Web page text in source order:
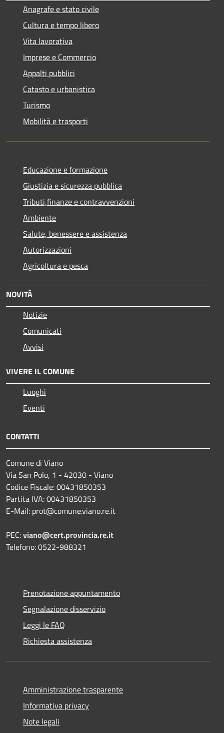
Anagrafe e stato civile
Cultura e tempo libero
Vita lavorativa
Imprese e Commercio
Appalti pubblici
Catasto e urbanistica
Turismo
Mobilità e trasporti
Educazione e formazione
Giustizia e sicurezza pubblica
Tributi,finanze e contravvenzioni
Ambiente
Salute, benessere e assistenza
Autorizzazioni
Agricoltura e pesca
NOVITÀ
Notizie
Comunicati
Avvisi
VIVERE IL COMUNE
Luoghi
Eventi
CONTATTI
Comune di Viano
Via San Polo, 1 - 42030 - Viano
Codice Fiscale: 00431850353
Partita IVA: 00431850353
E-Mail: prot@comune.viano.re.it
PEC:viano@cert.provincia.re.it
Telefono: 0522-988321
Prenotazione appuntamento
Segnalazione disservizio
Leggi le FAQ
Richiesta assistenza
Amministrazione trasparente
Informativa privacy
Note legali